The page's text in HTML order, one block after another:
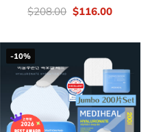
價
錢：
$208.00 Original
price
$208.00.
$116.00Current
-10%